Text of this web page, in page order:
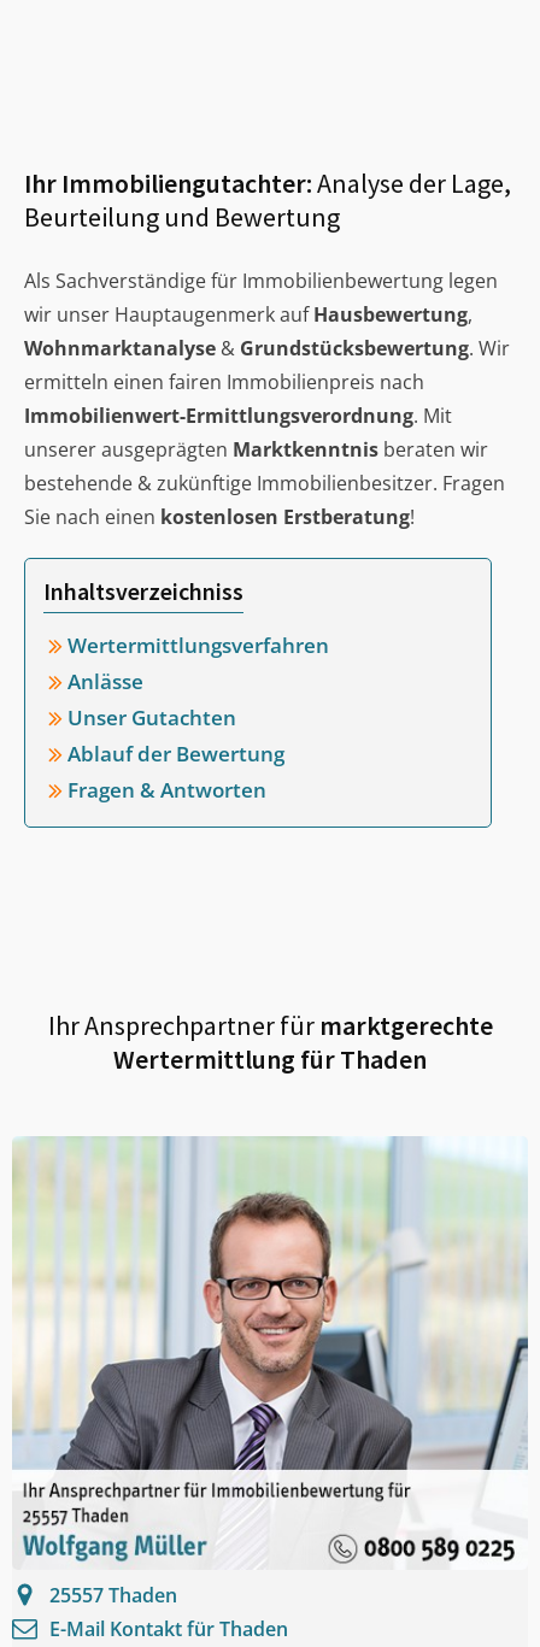
Ihr Immobiliengutachter:Analyse der Lage,
Beurteilung und Bewertung
Als Sachverständige für Immobilienbewertung legen
wir unser Hauptaugenmerk aufHausbewertung,
Wohnmarktanalyse & Grundstücksbewertung. Wir
ermitteln einen fairen Immobilienpreis nach
Immobilienwert-Ermittlungsverordnung. Mit
unserer ausgeprägten Marktkenntnis beraten wir
bestehende & zukünftige Immobilienbesitzer. Fragen
Sie nach einen kostenlosen Erstberatung!
Inhaltsverzeichniss
Wertermittlungsverfahren
Anlässe
Unser Gutachten
Ablauf der Bewertung
Fragen & Antworten
Ihr Ansprechpartner fürmarktgerechte
Wertermittlung fürThaden
25557Thaden
E-Mail Kontakt fürThaden